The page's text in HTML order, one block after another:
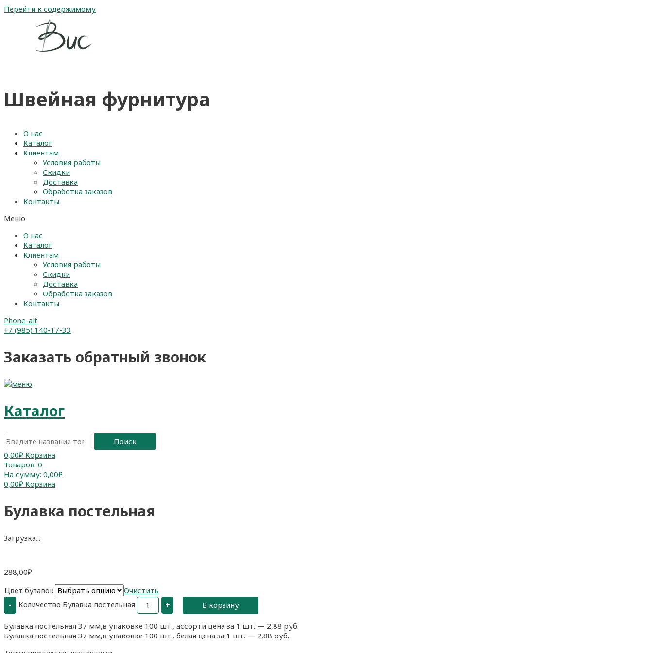
Перейти к содержимому
Швейная фурнитура
О нас
Каталог
Клиентам
Условия работы
Скидки
Доставка
Обработка заказов
Контакты
Меню
О нас
Каталог
Клиентам
Условия работы
Скидки
Доставка
Обработка заказов
Контакты
Phone-alt
+7 (985) 140-17-33
Заказать обратный звонок
Каталог
Поиск
0,00₽ Корзина
Товаров: 0
На сумму: 0,00₽
0,00₽ Корзина
Булавка постельная
Загрузка...
288,00₽
Цвет булавок
Очистить
- Количество Булавка постельная + В корзину
Булавка постельная 37 мм,в упаковке 100 шт., ассорти цена за 1 шт. — 2,88 руб.
Булавка постельная 37 мм,в упаковке 100 шт., белая цена за 1 шт. — 2,88 руб.